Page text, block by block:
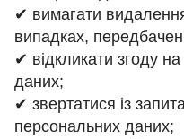
✔ вимагати
випадках,
✔ відкликати згоду
даних;
✔ звертатися із
персональних даних;